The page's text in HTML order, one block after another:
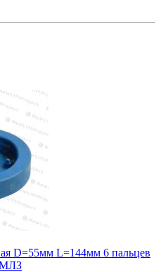
D=55мм L=144мм 6 пальцев
МЛЗ